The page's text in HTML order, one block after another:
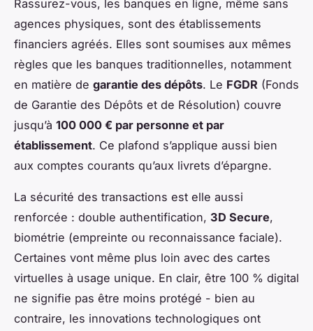
Rassurez-vous, les banques en ligne, même sans
agences physiques, sont des établissements
financiers agréés. Elles sont soumises aux mêmes
règles que les banques traditionnelles, notamment
en matière de garantie des dépôts. Le FGDR (Fonds
de Garantie des Dépôts et de Résolution) couvre
jusqu’à 100 000 € par personne et par
établissement. Ce plafond s’applique aussi bien
aux comptes courants qu’aux livrets d’épargne.
La sécurité des transactions est elle aussi
renforcée : double authentification, 3D Secure,
biométrie (empreinte ou reconnaissance faciale).
Certaines vont même plus loin avec des cartes
virtuelles à usage unique. En clair, être 100 % digital
ne signifie pas être moins protégé - bien au
contraire, les innovations technologiques ont